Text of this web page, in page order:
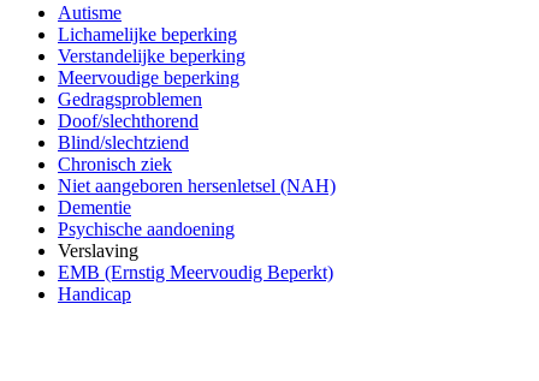
Autisme
Lichamelijke beperking
Verstandelijke beperking
Meervoudige beperking
Gedragsproblemen
Doof/slechthorend
Blind/slechtziend
Chronisch ziek
Niet aangeboren hersenletsel (NAH)
Dementie
Psychische aandoening
Verslaving
EMB (Ernstig Meervoudig Beperkt)
Handicap